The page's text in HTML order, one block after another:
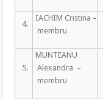
4.
IACHIM Cristina –
membru
5.
MUNTEANU
Alexandra –
membru